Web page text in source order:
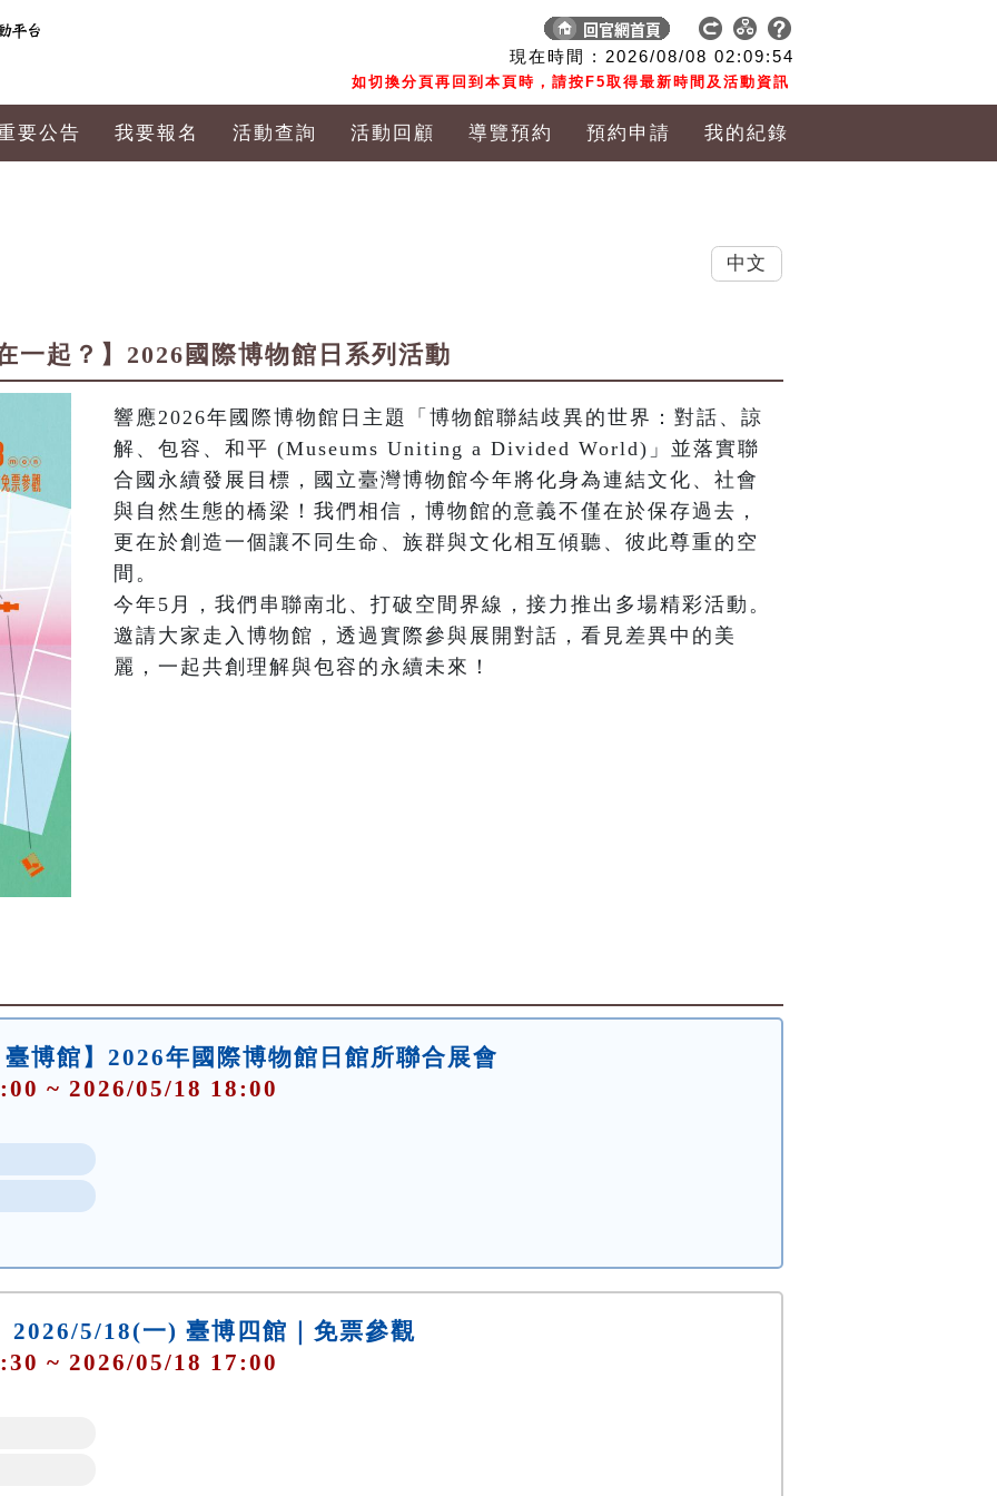
現在時間 : 2026/08/08 02:09:55
如切換分頁再回到本頁時，請按F5取得最新時間及活動資訊
要公告 我要報名 活動查詢 活動回顧 導覽預約 預約申請 我的紀錄
一起？】2026國際博物館日系列活動
響應2026年國際博物館日主題「博物館聯結歧異的世界：對話、諒
解、包容、和平 (Museums Uniting a Divided World)」並落實聯
合國永續發展目標，國立臺灣博物館今年將化身為連結文化、社會
與自然生態的橋梁！我們相信，博物館的意義不僅在於保存過去，
更在於創造一個讓不同生命、族群與文化相互傾聽、彼此尊重的空
間。
今年5月，我們串聯南北、打破空間界線，接力推出多場精彩活動。
邀請大家走入博物館，透過實際參與展開對話，看見差異中的美
麗，一起共創理解與包容的永續未來！
博館】2026年國際博物館日館所聯合展會
~ 2026/05/18 18:00
2026/5/18(一) 臺博四館｜免票參觀
~ 2026/05/18 17:00